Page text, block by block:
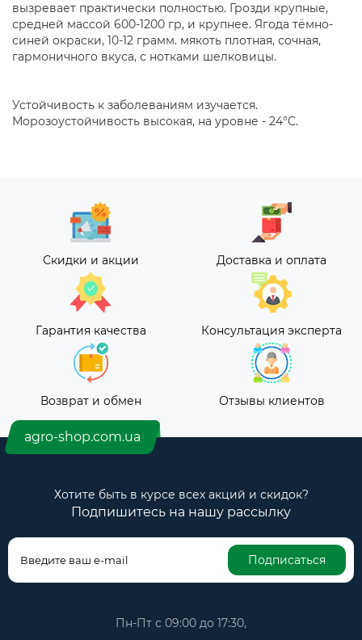
вызревает практически полностью. Грозди крупные,
средней массой 600-1200 гр, и крупнее. Ягода тёмно-
синей окраски, 10-12 грамм. мякоть плотная, сочная,
гармоничного вкуса, с нотками шелковицы.
Устойчивость к заболеваниям изучается.
Морозоустойчивость высокая, на уровне - 24°C.
Скидки и акции Доставка и оплата
Гарантия качества Консультация эксперта
Возврат и обмен Отзывы клиентов
agro-shop.com.ua
Хотите быть в курсе всех акций и скидок?
Подпишитесь на нашу рассылку
Подписаться
Пн-Пт с 09:00 до 17:30,